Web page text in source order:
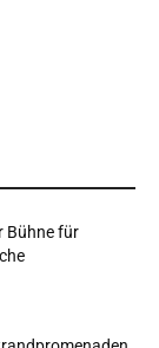
Bühne für